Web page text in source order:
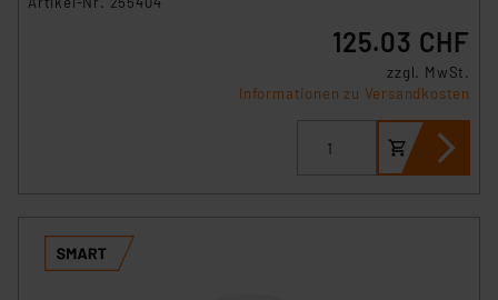
125.03 CHF
zzgl. MwSt.
Informationen zu Versandkosten